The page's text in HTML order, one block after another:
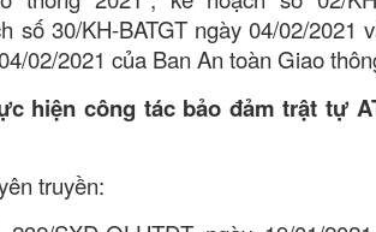
số 30/KH-BATGT ngày04/02/2021
4/02/2021 của Ban An toàn Giao
hiện công tác bảo đảm trật tự
truyền: